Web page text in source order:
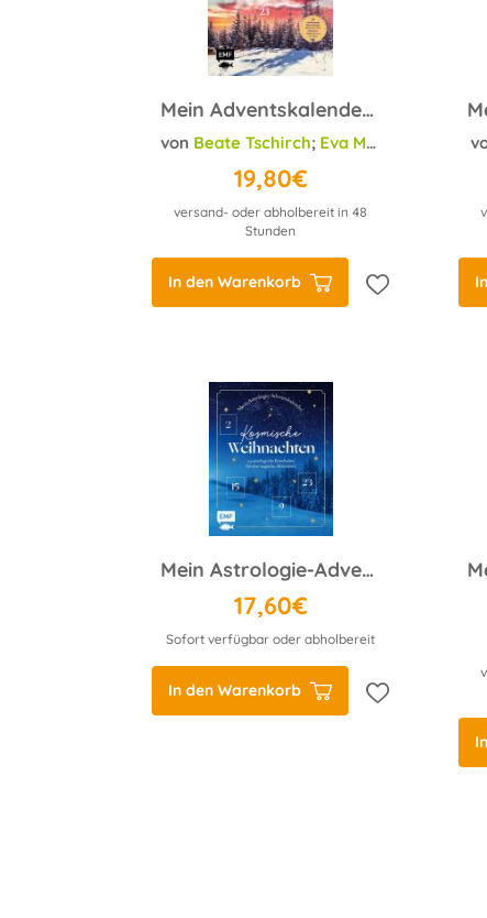
Mein Adventskalender-Buch: Weihnachtsrituale für die Seele
von Beate Tschirch; Eva Maria Berg
19,80€
versand- oder abholbereit in 48
Stunden
In den Warenkorb
Mein Astrologie-Adventskalender-Buch: Kosmische Weihnachten
17,60€
Sofort verfügbar oder abholbereit
In den Warenkorb